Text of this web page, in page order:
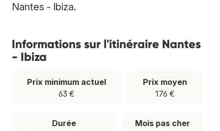
Nantes - Ibiza.
Informations sur l'itinéraire Nantes
- Ibiza
Prix minimum actuel
63 €
Prix moyen
176 €
Durée
Mois pas cher